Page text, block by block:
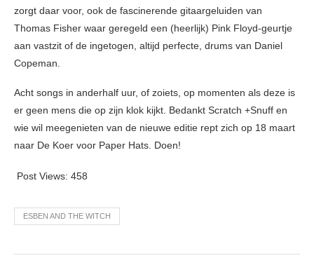
zorgt daar voor, ook de fascinerende gitaargeluiden van
Thomas Fisher waar geregeld een (heerlijk) Pink Floyd-geurtje
aan vastzit of de ingetogen, altijd perfecte, drums van Daniel
Copeman.
Acht songs in anderhalf uur, of zoiets, op momenten als deze is
er geen mens die op zijn klok kijkt. Bedankt Scratch +Snuff en
wie wil meegenieten van de nieuwe editie rept zich op 18 maart
naar De Koer voor Paper Hats. Doen!
Post Views: 458
ESBEN AND THE WITCH